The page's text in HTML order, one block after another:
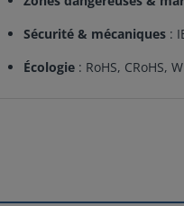
Sécurité & mécaniques :
Écologie : RoHS, CRoHS,